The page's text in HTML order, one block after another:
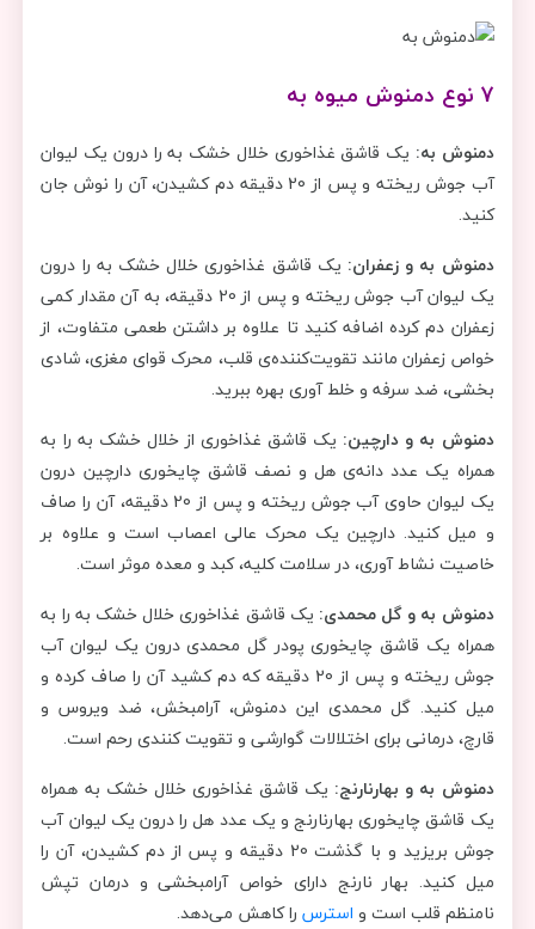
7 نوع دمنوش میوه‌ به
دمنوش به: یک قاشق غذاخوری خلال خشک به را درون یک لیوان
آب جوش ریخته و پس از 20 دقیقه دم کشیدن، آن را نوش جان
کنید.
دمنوش به و زعفران: یک قاشق غذاخوری خلال خشک به را درون
یک لیوان آب جوش ریخته و پس از 20 دقیقه، به آن مقدار کمی
زعفران دم کرده اضافه کنید تا علاوه بر داشتن طعمی متفاوت، از
خواص زعفران مانند تقویت‌کننده‌ی قلب، محرک قوای مغزی، شادی
بخشی، ضد سرفه و خلط‌ آوری بهره ببرید.
دمنوش به و دارچین: یک قاشق غذاخوری از خلال خشک به را به
همراه یک عدد دانه‌ی هل و نصف قاشق چایخوری دارچین درون
یک لیوان حاوی آب جوش ریخته و پس از 20 دقیقه، آن را صاف
و میل کنید. دارچین یک محرک عالی اعصاب است و علاوه بر
خاصیت نشاط‌ آوری، در سلامت کلیه، کبد و معده موثر است.
دمنوش به و گل محمدی: یک قاشق غذاخوری خلال خشک به را به
همراه یک قاشق چایخوری پودر گل محمدی درون یک لیوان آب
جوش ریخته و پس از 20 دقیقه که دم کشید آن را صاف کرده و
میل کنید. گل محمدی این دمنوش، آرامبخش، ضد ویروس و
قارچ، درمانی برای اختلالات گوارشی و تقویت کنند‌ی رحم است.
دمنوش به و بهارنارنج: یک قاشق غذاخوری خلال خشک به همراه
یک قاشق چایخوری بهارنارنج و یک عدد هل را درون یک لیوان آب
جوش بریزید و با گذشت 20 دقیقه و پس از دم کشیدن، آن را
میل کنید. بهار نارنج دارای خواص آرامبخشی و درمان تپش
نامنظم قلب است و استرس را کاهش می‌دهد.